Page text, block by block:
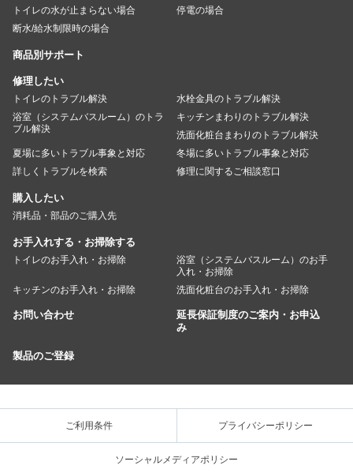
トイレの水が止まらない場合
停電の場合
断水/給水制限時の場合
商品別サポート
修理したい
トイレのトラブル解決
水栓金具のトラブル解決
浴室（システムバスルーム）のトラ
ブル解決
キッチンまわりのトラブル解決
洗面化粧台まわりのトラブル解決
夏場に多いトラブル事象と対応
冬場に多いトラブル事象と対応
詳しくトラブルを検索
修理に関するご相談窓口
購入したい
消耗品・部品のご購入先
お手入れする・お掃除する
トイレのお手入れ・お掃除
浴室（システムバスルーム）のお手
入れ・お掃除
キッチンのお手入れ・お掃除
洗面化粧台のお手入れ・お掃除
お問い合わせ
延長保証制度のご案内・お申込
み
製品のご登録
ご利用条件 プライバシーポリシー
ソーシャルメディアポリシー